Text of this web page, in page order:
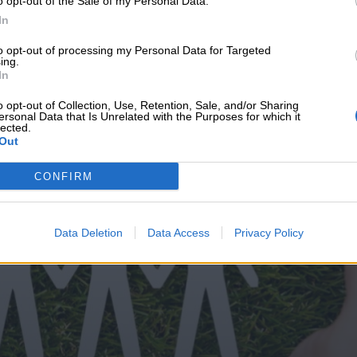
opt-out of processing my Personal Data for Targeted
opt-out of Collection, Use, Retention, Sale, and/or Sharing
Data that Is Unrelated with the Purposes for which it
CONFIRM
Data Deletion Data Access Privacy Policy
ροή